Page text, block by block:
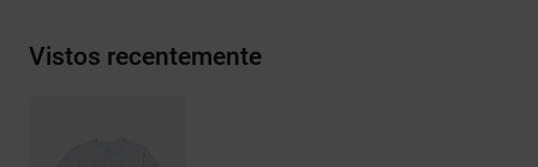
Vistos recentemente